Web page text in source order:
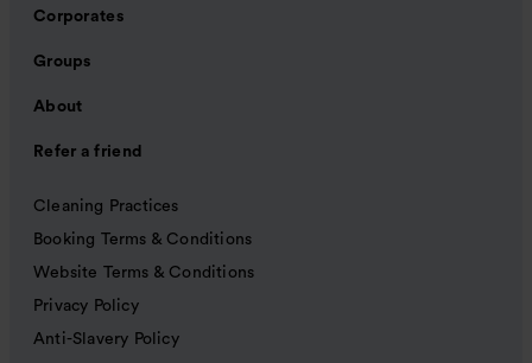
Corporates
Groups
About
Refer a friend
Cleaning Practices
Booking Terms & Conditions
Website Terms & Conditions
Privacy Policy
Anti-Slavery Policy